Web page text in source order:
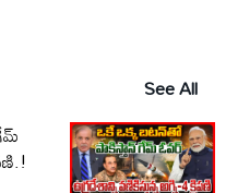
See All